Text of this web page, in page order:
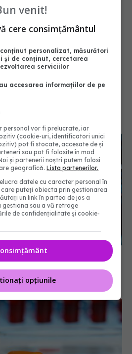
acces mai rapid la
anunță un parteneriat
venit!
cere consimțământul
personalizat, măsurători
și de conținut, cercetarea
serviciilor
accesarea informațiilor de pe
personal vor fi prelucrate, iar
(cookie-uri, identificatori unici
pot fi stocate, accesate de și
sau pot fi folosite în mod
și partenerii noștri putem folosi
geografică.Lista partenerilor.
datele cu caracter personal în
puteți obiecta prin gestionarea
un link în partea de jos a
gestiona sau a vă retrage
de confidențialitate și cookie-
opțiunile